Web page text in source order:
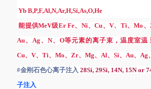
Yb B,P,F,Al,N,Ar,H,Si,As,O,He
能提供MeV级Er Fe、Ni、Cu、V、Ti、Mo、
Au、Ag、N、O等元素的离子束，温度室温
Cu、V、Ti、Mo、Zr、Mg、Al、Si、Au、Ag
#金刚石色心离子注入 28Si, 29Si, 14N, 15N or
子注入